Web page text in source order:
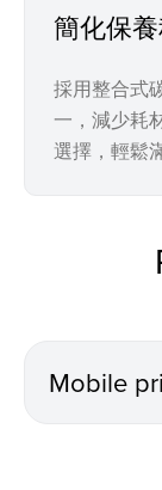
簡化保
採用整合式
一，減少耗
選擇，輕鬆
Mobile